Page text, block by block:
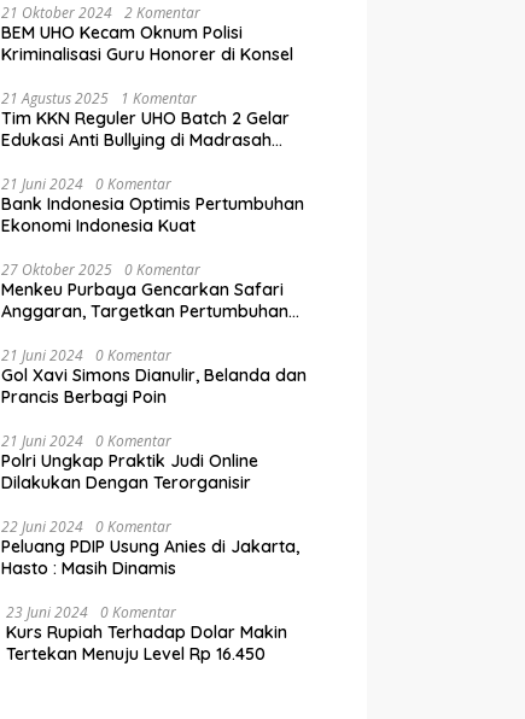
21 Oktober 2024 2 Komentar
BEM UHO Kecam Oknum Polisi
Kriminalisasi Guru Honorer di Konsel
21 Agustus 2025 1 Komentar
Tim KKN Reguler UHO Batch 2 Gelar
Edukasi Anti Bullying di Madrasah
21 Juni 2024 0 Komentar
Bank Indonesia Optimis Pertumbuhan
Ekonomi Indonesia Kuat
27 Oktober 2025 0 Komentar
Menkeu Purbaya Gencarkan Safari
Anggaran, Targetkan Pertumbuhan
21 Juni 2024 0 Komentar
Gol Xavi Simons Dianulir, Belanda dan
Prancis Berbagi Poin
21 Juni 2024 0 Komentar
Polri Ungkap Praktik Judi Online
Dilakukan Dengan Terorganisir
22 Juni 2024 0 Komentar
Peluang PDIP Usung Anies di Jakarta,
Hasto : Masih Dinamis
23 Juni 2024 0 Komentar
Kurs Rupiah Terhadap Dolar Makin
Tertekan Menuju Level Rp 16.450